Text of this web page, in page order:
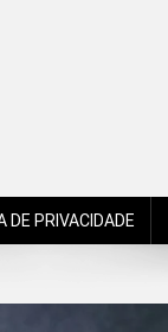
DE PRIVACIDADE